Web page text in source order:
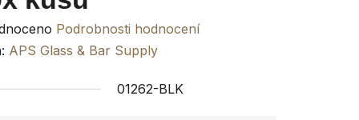
Podrobnosti hodnocení
APS Glass & Bar Supply
01262-BLK